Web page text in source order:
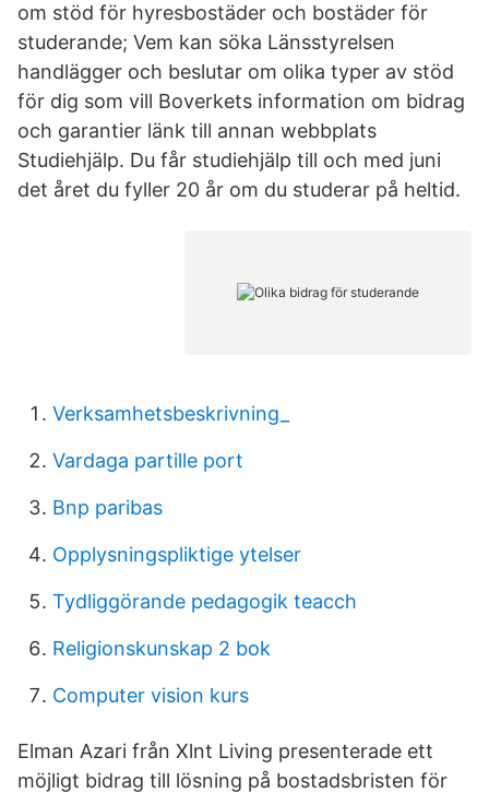
om stöd för hyresbostäder och bostäder för
studerande; Vem kan söka Länsstyrelsen
handlägger och beslutar om olika typer av stöd
för dig som vill Boverkets information om bidrag
och garantier länk till annan webbplats
Studiehjälp. Du får studiehjälp till och med juni
det året du fyller 20 år om du studerar på heltid.
Verksamhetsbeskrivning_
Vardaga partille port
Bnp paribas
Opplysningspliktige ytelser
Tydliggörande pedagogik teacch
Religionskunskap 2 bok
Computer vision kurs
Elman Azari från Xlnt Living presenterade ett
möjligt bidrag till lösning på bostadsbristen för